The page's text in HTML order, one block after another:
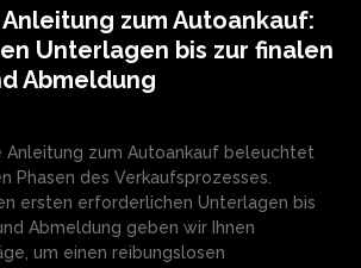
zum Autoankauf:
Unterlagen bis zur finalen
Abmeldung
Anleitung zum Autoankauf beleuchtet
Phasen des Verkaufsprozesses.
ersten erforderlichen Unterlagen bis
Abmeldung geben wir Ihnen
um einen reibungslosen